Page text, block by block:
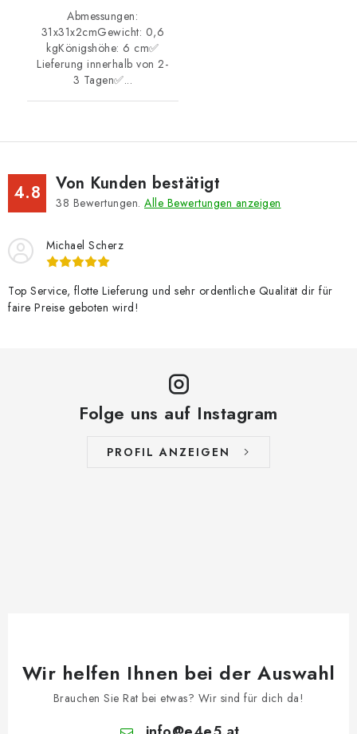
Abmessungen:
31x31x2cmGewicht: 0,6
kgKönigshöhe: 6 cm✅
Lieferung innerhalb von 2-
3 Tagen✅...
4.8 Von Kunden bestätigt
38 Bewertungen. Alle Bewertungen anzeigen
Michael Scherz
Top Service, flotte Lieferung und sehr ordentliche Qualität dir für
faire Preise geboten wird!
Folge uns auf Instagram
PROFIL ANZEIGEN
Wir helfen Ihnen bei der Auswahl
Brauchen Sie Rat bei etwas? Wir sind für dich da!